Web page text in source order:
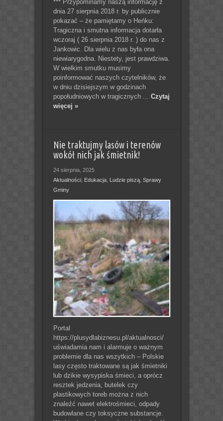
*** Przypominamy naszą informację z
dnia 27 sierpnia 2018 r. by publicznie
pokazać – że pamiętamy o Heńku:
Tragiczna i smutna informacja dotarła
wczoraj ( 26 sierpnia 2018 r. ) do nas z
Jankowic. Dla wielu z nas była ona
niewiarygodna. Niestety, jest prawdziwa.
W wielkim smutku musimy
poinformować naszych czytelników, że
w dniu dzisiejszym w godzinach
popołudniowych w tragicznych ... Czytaj
więcej »
Nie traktujmy lasów i terenów
wokół nich jak śmietnik!
24 sierpnia, 2025
Aktualności, Edukacja, Ludzie piszą, Sprawy
Gminy
Portal
https://plusydlabiznesu.pl/aktualnosci/
uświadamia nam i alarmuje o ważnym
problemie dla nas wszytkich – Polskie
lasy często traktowane są jak śmietniki
lub dzikie wysypiska śmieci, a oprócz
resztek jedzenia, butelek czy
plastikowych toreb można z nich
znaleźć nawet elektrośmieci, odpady
budowlane czy toksyczne substancje.